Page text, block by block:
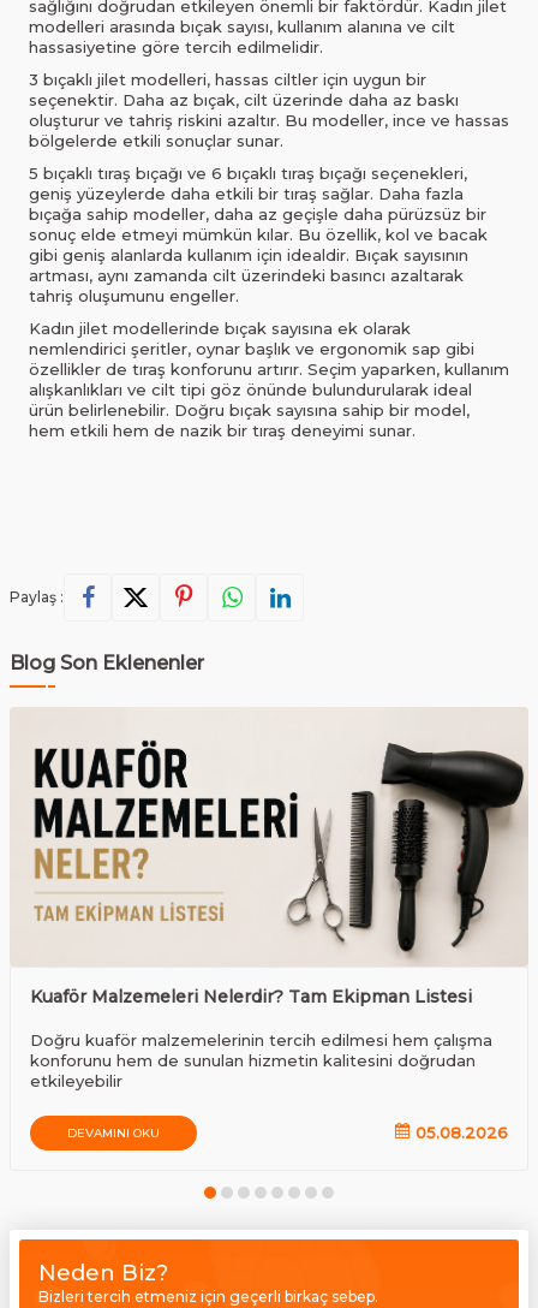
sağlığını doğrudan etkileyen önemli bir faktördür. Kadın jilet
modelleri arasında bıçak sayısı, kullanım alanına ve cilt
hassasiyetine göre tercih edilmelidir.
3 bıçaklı jilet modelleri, hassas ciltler için uygun bir
seçenektir. Daha az bıçak, cilt üzerinde daha az baskı
oluşturur ve tahriş riskini azaltır. Bu modeller, ince ve hassas
bölgelerde etkili sonuçlar sunar.
5 bıçaklı tıraş bıçağı ve 6 bıçaklı tıraş bıçağı seçenekleri,
geniş yüzeylerde daha etkili bir tıraş sağlar. Daha fazla
bıçağa sahip modeller, daha az geçişle daha pürüzsüz bir
sonuç elde etmeyi mümkün kılar. Bu özellik, kol ve bacak
gibi geniş alanlarda kullanım için idealdir. Bıçak sayısının
artması, aynı zamanda cilt üzerindeki basıncı azaltarak
tahriş oluşumunu engeller.
Kadın jilet modellerinde bıçak sayısına ek olarak
nemlendirici şeritler, oynar başlık ve ergonomik sap gibi
özellikler de tıraş konforunu artırır. Seçim yaparken, kullanım
alışkanlıkları ve cilt tipi göz önünde bulundurularak ideal
ürün belirlenebilir. Doğru bıçak sayısına sahip bir model,
hem etkili hem de nazik bir tıraş deneyimi sunar.
Paylaş :
Blog Son Eklenenler
Kuaför Malzemeleri Nelerdir? Tam Ekipman Listesi
Doğru kuaför malzemelerinin tercih edilmesi hem çalışma
konforunu hem de sunulan hizmetin kalitesini doğrudan
etkileyebilir
DEVAMINI OKU 05.08.2026
Neden Biz?
Bizleri tercih etmeniz için geçerli birkaç sebep.